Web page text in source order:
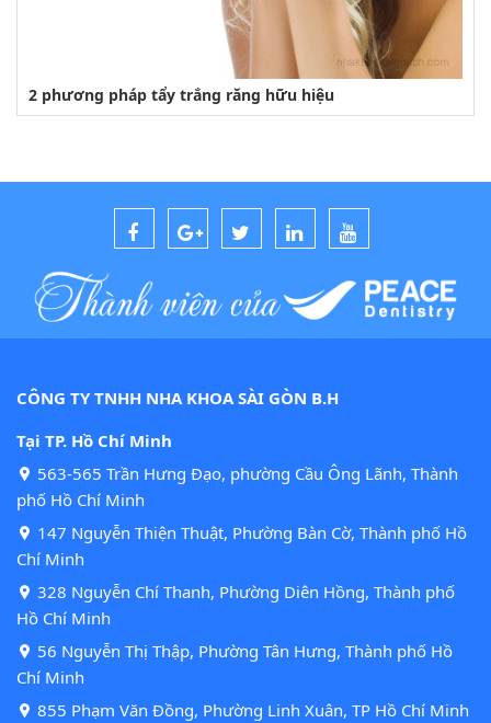
2 phương pháp tẩy trắng răng hữu hiệu
CÔNG TY TNHH NHA KHOA SÀI GÒN B.H
Tại TP. Hồ Chí Minh
563-565 Trần Hưng Đạo, phường Cầu Ông Lãnh, Thành
phố Hồ Chí Minh
147 Nguyễn Thiện Thuật, Phường Bàn Cờ, Thành phố Hồ
Chí Minh
328 Nguyễn Chí Thanh, Phường Diên Hồng, Thành phố
Hồ Chí Minh
56 Nguyễn Thị Thập, Phường Tân Hưng, Thành phố Hồ
Chí Minh
855 Phạm Văn Đồng, Phường Linh Xuân, TP Hồ Chí Minh